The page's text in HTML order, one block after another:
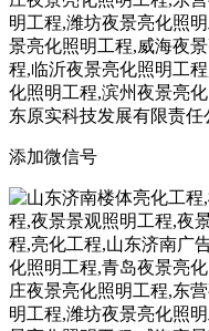
添加微信号